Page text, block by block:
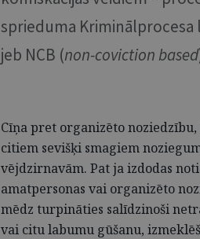
sprieduma Kriminālprocesa
jeb NCB (non-coviction based
Cīņa pret organizēto
citiem sevišķi smagiem
vējdzirnavām. Pat ja izdodas
amatpersonas vai organizēto
mēdz turpināties salīdzinoši
vai citu labumu gūšanu,